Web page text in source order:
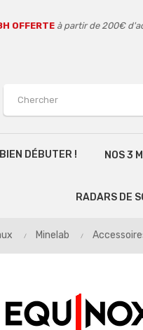
OFFERTE à partir de 200€
BIEN DÉBUTER ! NOS 3
RADARS DE
Minelab